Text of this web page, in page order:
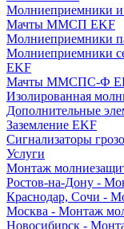
Молниеприемники
Мачты ММСП EKF
Молниеприемники
Молниеприемники
EKF
Мачты ММСПС-Ф
Изолированная
Дополнительные
Заземление EKF
Сигнализаторы
Услуги
Монтаж
Ростов-на-Дону -
Краснодар, Сочи -
Москва - Монтаж
Новосибирск -